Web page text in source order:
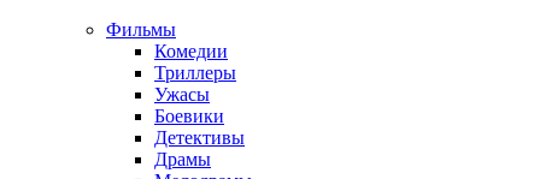
Фильмы
Комедии
Триллеры
Ужасы
Боевики
Детективы
Драмы